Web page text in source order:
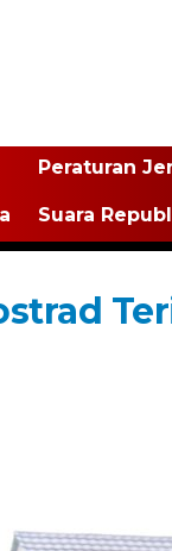
Peraturan
Suara